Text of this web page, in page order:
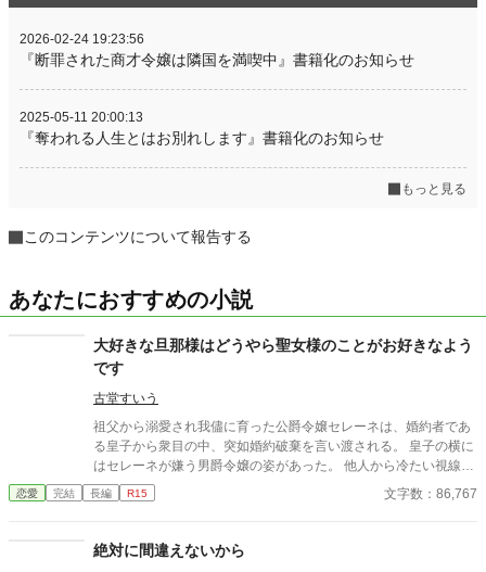
2026-02-24 19:23:56
『断罪された商才令嬢は隣国を満喫中』書籍化のお知らせ
2025-05-11 20:00:13
『奪われる人生とはお別れします』書籍化のお知らせ
もっと見る
このコンテンツについて報告する
あなたにおすすめの小説
大好きな旦那様はどうやら聖女様のことがお好きなよう
です
古堂すいう
祖父から溺愛され我儘に育った公爵令嬢セレーネは、婚約者であ
る皇子から衆目の中、突如婚約破棄を言い渡される。 皇子の横に
はセレーネが嫌う男爵令嬢の姿があった。 他人から冷たい視線を
浴びたことなどないセレーネに戸惑うばかり、そんな彼女に所有
財産没収の命が下されようとしたその時。 救いの手を差し伸べた
結んだ当初「穏やかで誰にでも微笑むつまらない人」だという印
象をもっていたけれど、共に生活する内に徐々に彼の人柄に惹か
恋愛 完結 長編 R15 文字数：86,767
絶対に間違えないから